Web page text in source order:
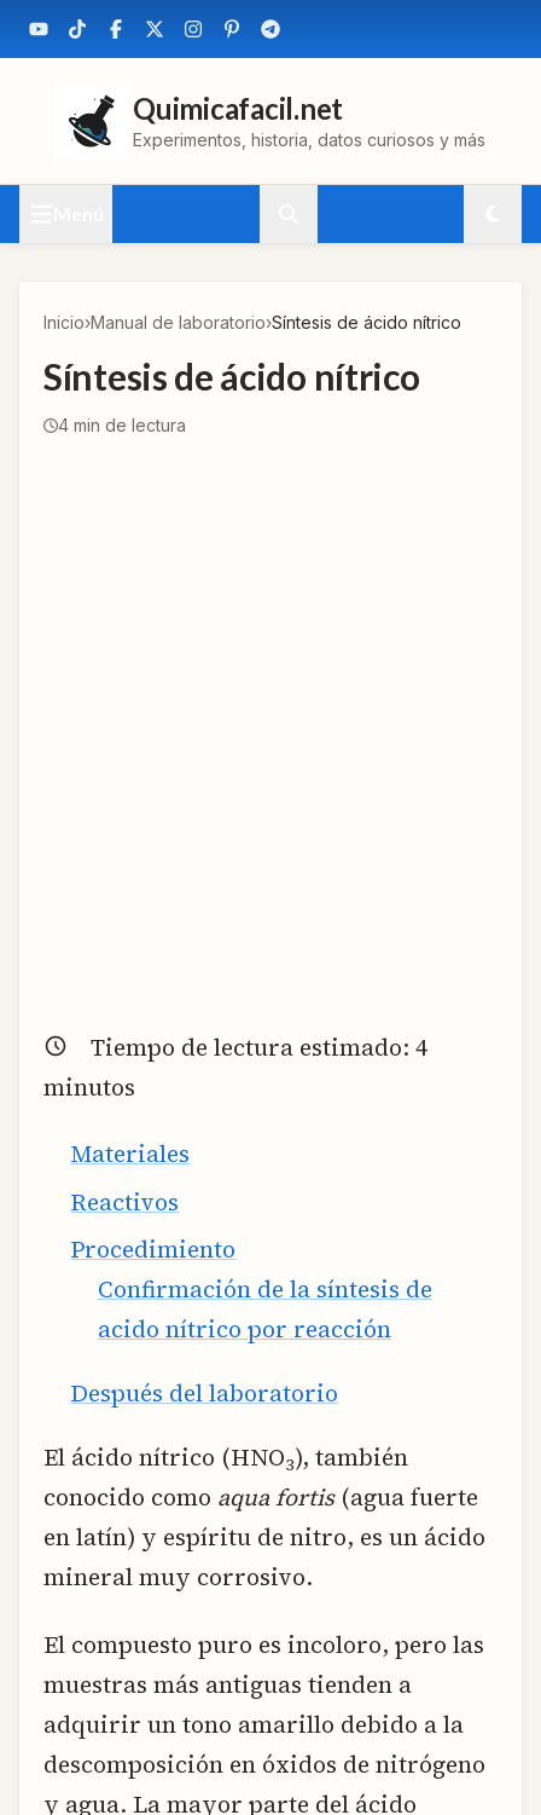
Quimicafacil.net
Experimentos, historia, datos curiosos y más
Inicio›Manual de laboratorio›Síntesis de ácido nítrico
Síntesis de ácido nítrico
4 min de lectura
Tiempo de lectura estimado: 4
minutos
Materiales
Reactivos
Procedimiento
Confirmación de la síntesis de
acido nítrico por reacción
Después del laboratorio
El ácido nítrico (HNO3), también
conocido como aqua fortis(agua fuerte
en latín) y espíritu de nitro, es un ácido
mineral muy corrosivo.
El compuesto puro es incoloro, pero las
muestras más antiguas tienden a
adquirir un tono amarillo debido a la
descomposición en óxidos de nitrógeno
y agua. La mayor parte del ácido